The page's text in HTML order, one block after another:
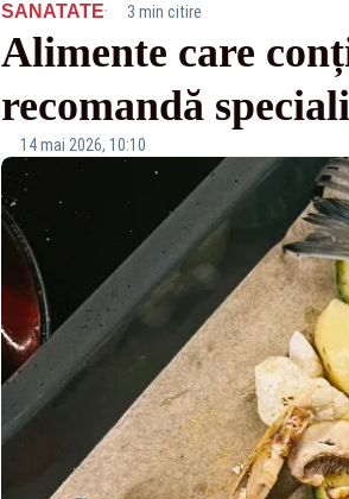
SANATATE· 3 min citire
Alimente care
recomandă
14 mai 2026, 10:10